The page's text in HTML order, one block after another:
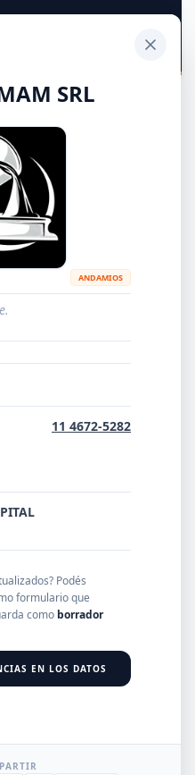
y Siderúrgicas
EMPRESA
SRL
ANDAMIOS
11 4672-5282
Podés
formulario que
como borrador
EN LOS DATOS